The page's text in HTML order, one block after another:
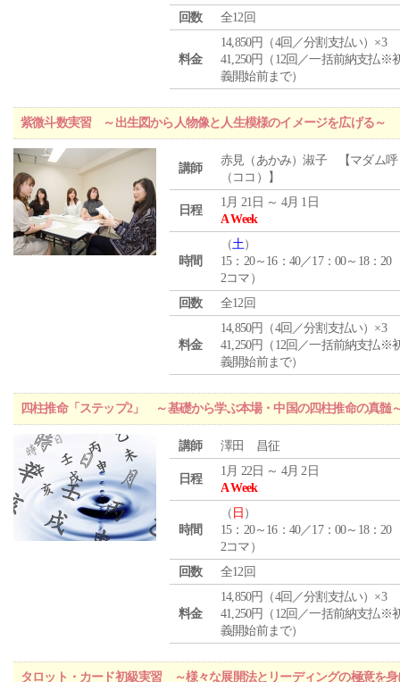
回数
全12回
料金
14,850円（4回／分割支払い）×3
41,250円（12回／一括前納支払※
義開始前まで）
紫微斗数実習 ～出生図から人物像と人生模様のイメージを広げる～
講師
赤見（あかみ）淑子 【マダム呼
（ココ）】
日程
1月 21日 ～ 4月 1日
A Week
時間
（土）
15：20～16：40／17：00～18：20
2コマ）
回数
全12回
料金
14,850円（4回／分割支払い）×3
41,250円（12回／一括前納支払※
義開始前まで）
四柱推命「ステップ2」 ～基礎から学ぶ本場・中国の四柱推命の真髄
講師 澤田 昌征
日程
1月 22日 ～ 4月 2日
A Week
時間
（ 日 ）
15：20～16：40／17：00～18：20
2コマ）
回数
全12回
料金
14,850円（4回／分割支払い）×3
41,250円（12回／一括前納支払※
義開始前まで）
タロット・カード初級実習 ～様々な展開法とリーディングの極意を身